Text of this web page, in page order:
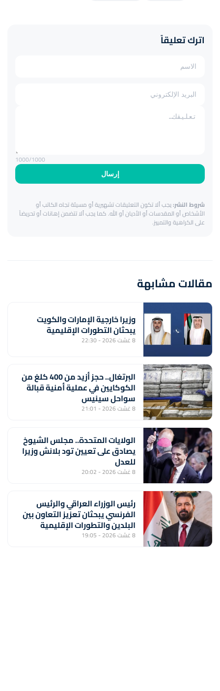
اترك تعليقاً
إرسال
1000/1000
شروط النشر:يجب ألا تكون التعليقات تشهيرية أو مسيئة تجاه الكاتب أو
الأشخاص أو المقدسات أو الأديان أو الله. كما يجب ألا تتضمن إهانات أو تحريضاً
على الكراهية والتمييز.
مقالات مشابهة
وزيرا خارجية الإمارات والكويت
يبحثان التطورات الإقليمية
8 غشت 2026 - 22:30
البرتغال.. حجز أزيد من 400 كلغ من
الكوكايين في عملية أمنية قبالة
سواحل سينيس
8 غشت 2026 - 21:01
الولايات المتحدة.. مجلس الشيوخ
يصادق على تعيين تود بلانش وزيرا
للعدل
8 غشت 2026 - 20:02
رئيس الوزراء العراقي والرئيس
الفرنسي يبحثان تعزيز التعاون بين
البلدين والتطورات الإقليمية
8 غشت 2026 - 19:05